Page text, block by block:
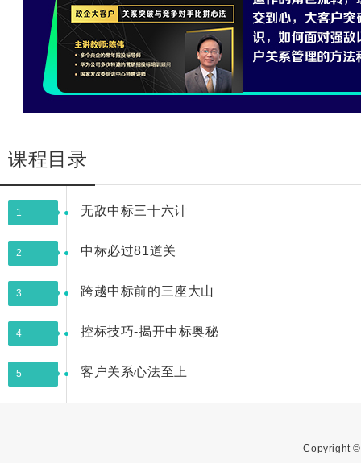
课程目录
1 无敌中标三十六计
2 中标必过81道关
3 跨越中标前的三座大山
4 控标技巧-揭开中标奥秘
5 客户关系心法至上
Copyright